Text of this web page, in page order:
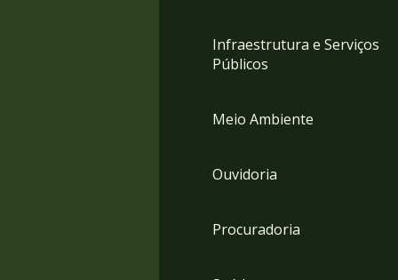
Infraestrutura e Serviços
Públicos
Meio Ambiente
Ouvidoria
Procuradoria